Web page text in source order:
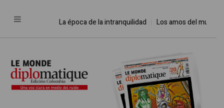
La época de la intranquilidad Los amos del mundo